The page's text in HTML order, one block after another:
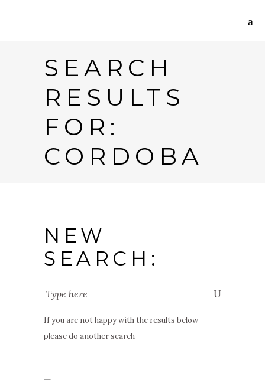
SEARCH
RESULTS
FOR:
CORDOBA
NEW
SEARCH:
If you are not happy with the results below
please do another search